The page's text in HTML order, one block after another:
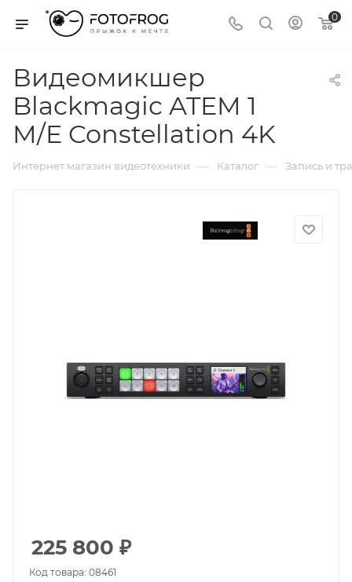
0
Видеомикшер
Blackmagic ATEM 1
M/E Constellation 4K
Интернет магазин видеотехники — Каталог — Запись и
225 800 ₽
Код товара: 08461